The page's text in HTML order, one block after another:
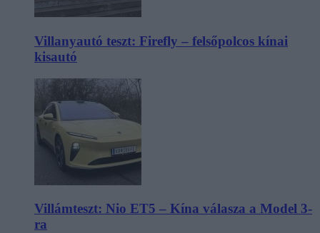
Villanyautó teszt: Firefly – felsőpolcos kínai
kisautó
Villámteszt: Nio ET5 – Kína válasza a Model 3-
ra